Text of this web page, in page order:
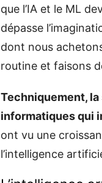
que l’IA et le ML
dépasse
dont nous
routine et faisons
Techniquement,
informatiques qui
ont vu une
l’intelligence